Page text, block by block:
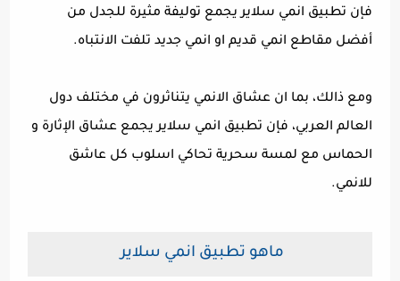
فإن تطبيق انمي سلاير يجمع توليفة مثيرة للجدل من
أفضل مقاطع انمي قديم او انمي جديد تلفت الانتباه.
ومع ذالك، بما ان عشاق الانمي يتناثرون في مختلف دول
العالم العربي، فإن تطبيق انمي سلاير يجمع عشاق الإثارة و
الحماس مع لمسة سحرية تحاكي اسلوب كل عاشق
للانمي.
ماهو تطبيق انمي سلاير